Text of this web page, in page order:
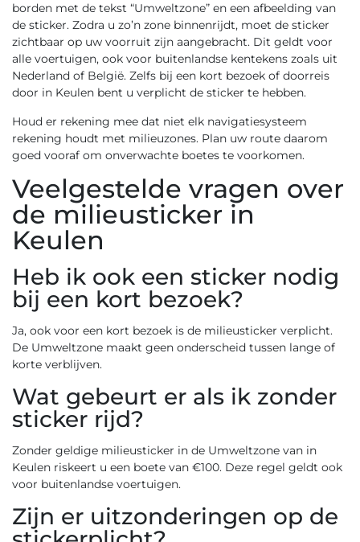
borden met de tekst “Umweltzone” en een afbeelding van
de sticker. Zodra u zo’n zone binnenrijdt, moet de sticker
zichtbaar op uw voorruit zijn aangebracht. Dit geldt voor
alle voertuigen, ook voor buitenlandse kentekens zoals uit
Nederland of België. Zelfs bij een kort bezoek of doorreis
door in Keulen bent u verplicht de sticker te hebben.
Houd er rekening mee dat niet elk navigatiesysteem
rekening houdt met milieuzones. Plan uw route daarom
goed vooraf om onverwachte boetes te voorkomen.
Veelgestelde vragen over
de milieusticker in
Keulen
Heb ik ook een sticker nodig
bij een kort bezoek?
Ja, ook voor een kort bezoek is de milieusticker verplicht.
De Umweltzone maakt geen onderscheid tussen lange of
korte verblijven.
Wat gebeurt er als ik zonder
sticker rijd?
Zonder geldige milieusticker in de Umweltzone van in
Keulen riskeert u een boete van €100. Deze regel geldt ook
voor buitenlandse voertuigen.
Zijn er uitzonderingen op de